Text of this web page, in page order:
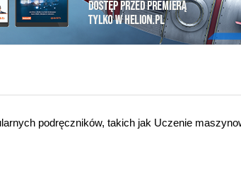
podręczników, takich jak Uczenie